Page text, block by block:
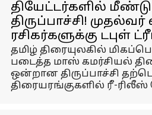
தியேட்டர்களில்
திருப்பாச்சி!
ரசிகர்களுக்கு டபுள்
தமிழ் திரையுலகில்
படைத்த மாஸ் கமர்சியல்
ஒன்றான திருப்பாச்சி
திரையரங்குகளில் ரீ-